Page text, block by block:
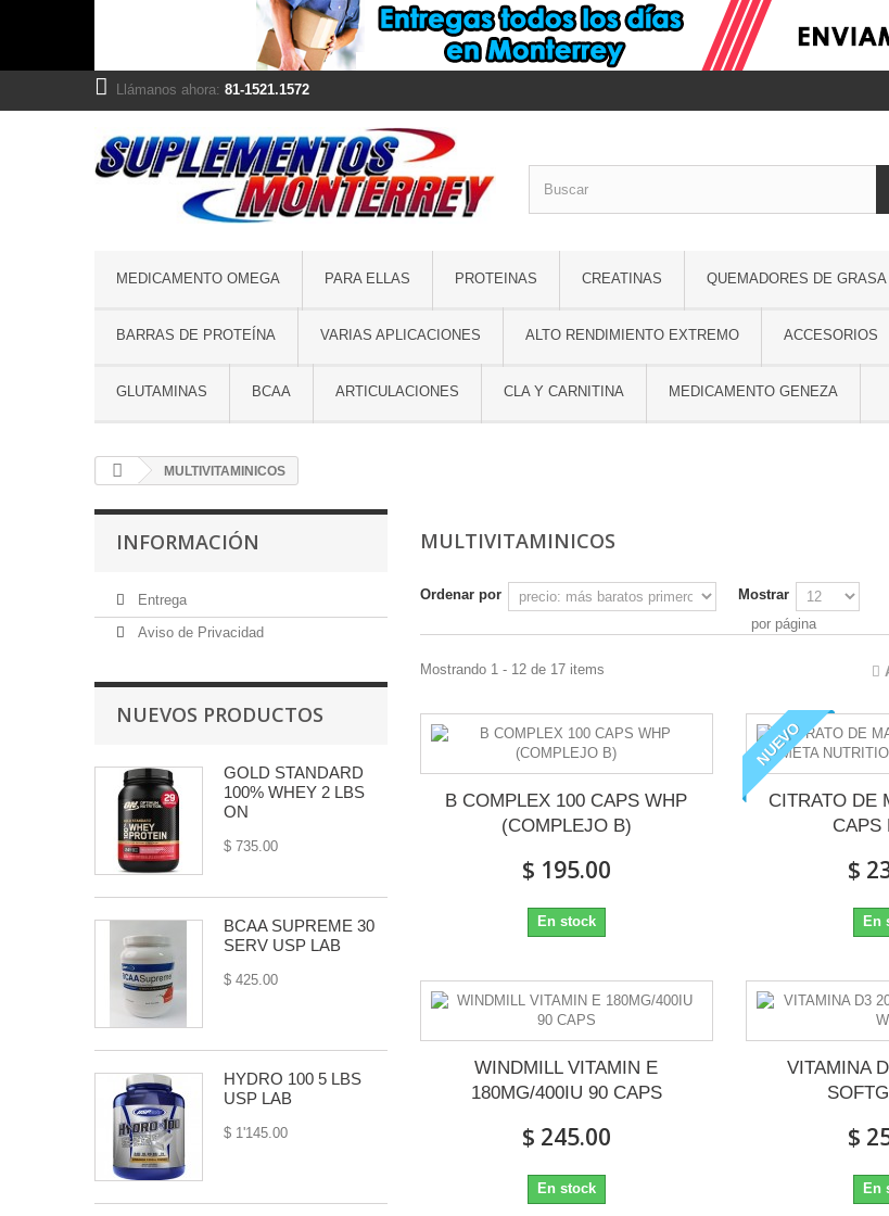
Llámanos ahora: 81-1521.1572
MEDICAMENTO OMEGA PARA ELLAS PROTEINAS CREATINAS QUEMADORES DE GRASA
BARRAS DE PROTEÍNA VARIAS APLICACIONES ALTO RENDIMIENTO EXTREMO ACCESORIOS
GLUTAMINAS BCAA ARTICULACIONES CLA Y CARNITINA MEDICAMENTO GENEZA
MULTIVITAMINICOS
INFORMACIÓN
Entrega
Aviso de Privacidad
NUEVOS PRODUCTOS
GOLD STANDARD
100% WHEY 2 LBS
ON
$ 735.00
BCAA SUPREME 30
SERV USP LAB
$ 425.00
HYDRO 100 5 LBS
USP LAB
$ 1'145.00
MULTIVITAMINICOS
Ordenar por
Mostrar
por página
Mostrando 1 - 12 de 17 items
B COMPLEX 100 CAPS WHP
(COMPLEJO B)
$ 195.00
En stock
NUEVO
CITRATO DE
CAPS
$
En
WINDMILL VITAMIN E
180MG/400IU 90 CAPS
$ 245.00
En stock
VITAMINA
$
En